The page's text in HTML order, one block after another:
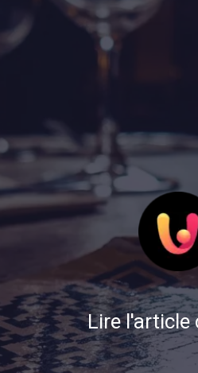
Lire l'article